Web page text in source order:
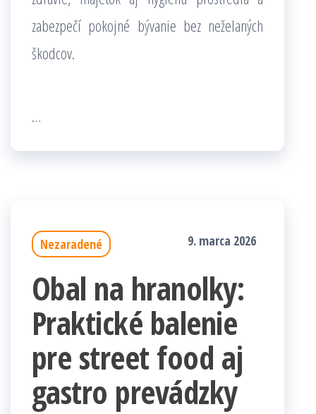
zabezpečí pokojné bývanie bez neželaných
škodcov.
…
Nezaradené 9. marca 2026
Obal na hranolky:
Praktické balenie
pre street food aj
gastro prevádzky